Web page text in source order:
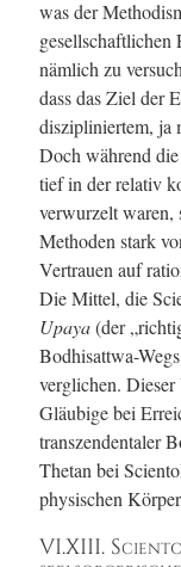
was der
nämlich zu
dass das Ziel der
diszipliniertem, ja
Doch während
tief in der relativ
verwurzelt waren,
Methoden stark
Vertrauen auf
Die Mittel, die
Upaya(der
Bodhisattwa-
verglichen.
Gläubige bei
transzendentaler
Thetan bei
physischen
VI.XIII.